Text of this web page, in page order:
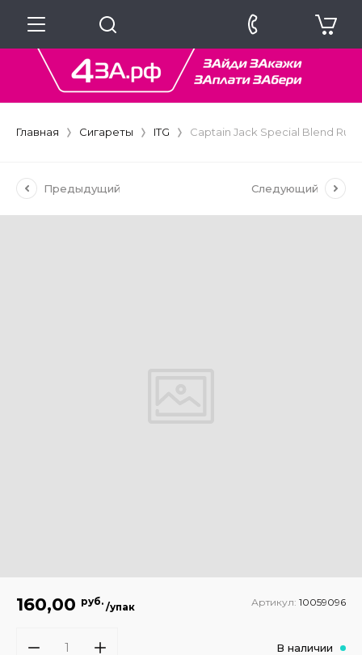
Главная Сигареты ITG Captain Jack Special Blend
Предыдущий Следующий
160,00 руб. /упак Артикул: 10059096
В наличии